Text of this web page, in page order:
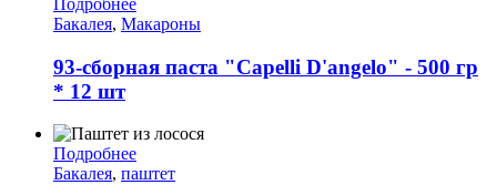
Подробнее
Бакалея, Макароны
93-сборная паста "Capelli D'angelo" - 500 гр
* 12 шт
Подробнее
Бакалея, паштет